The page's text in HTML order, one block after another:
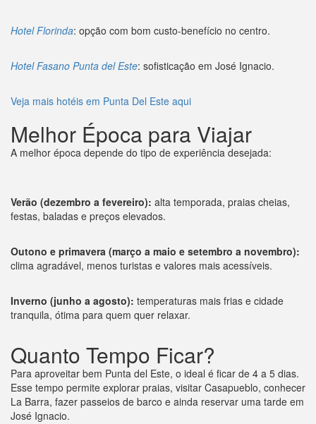
Hotel Florinda: opção com bom custo-benefício no centro.
Hotel Fasano Punta del Este: sofisticação em José Ignacio.
Veja mais hotéis em Punta Del Este aqui
Melhor Época para Viajar
A melhor época depende do tipo de experiência desejada:
Verão (dezembro a fevereiro): alta temporada, praias cheias,
festas, baladas e preços elevados.
Outono e primavera (março a maio e setembro a novembro):
clima agradável, menos turistas e valores mais acessíveis.
Inverno (junho a agosto): temperaturas mais frias e cidade
tranquila, ótima para quem quer relaxar.
Quanto Tempo Ficar?
Para aproveitar bem Punta del Este, o ideal é ficar de 4 a 5 dias.
Esse tempo permite explorar praias, visitar Casapueblo, conhecer
La Barra, fazer passeios de barco e ainda reservar uma tarde em
José Ignacio.